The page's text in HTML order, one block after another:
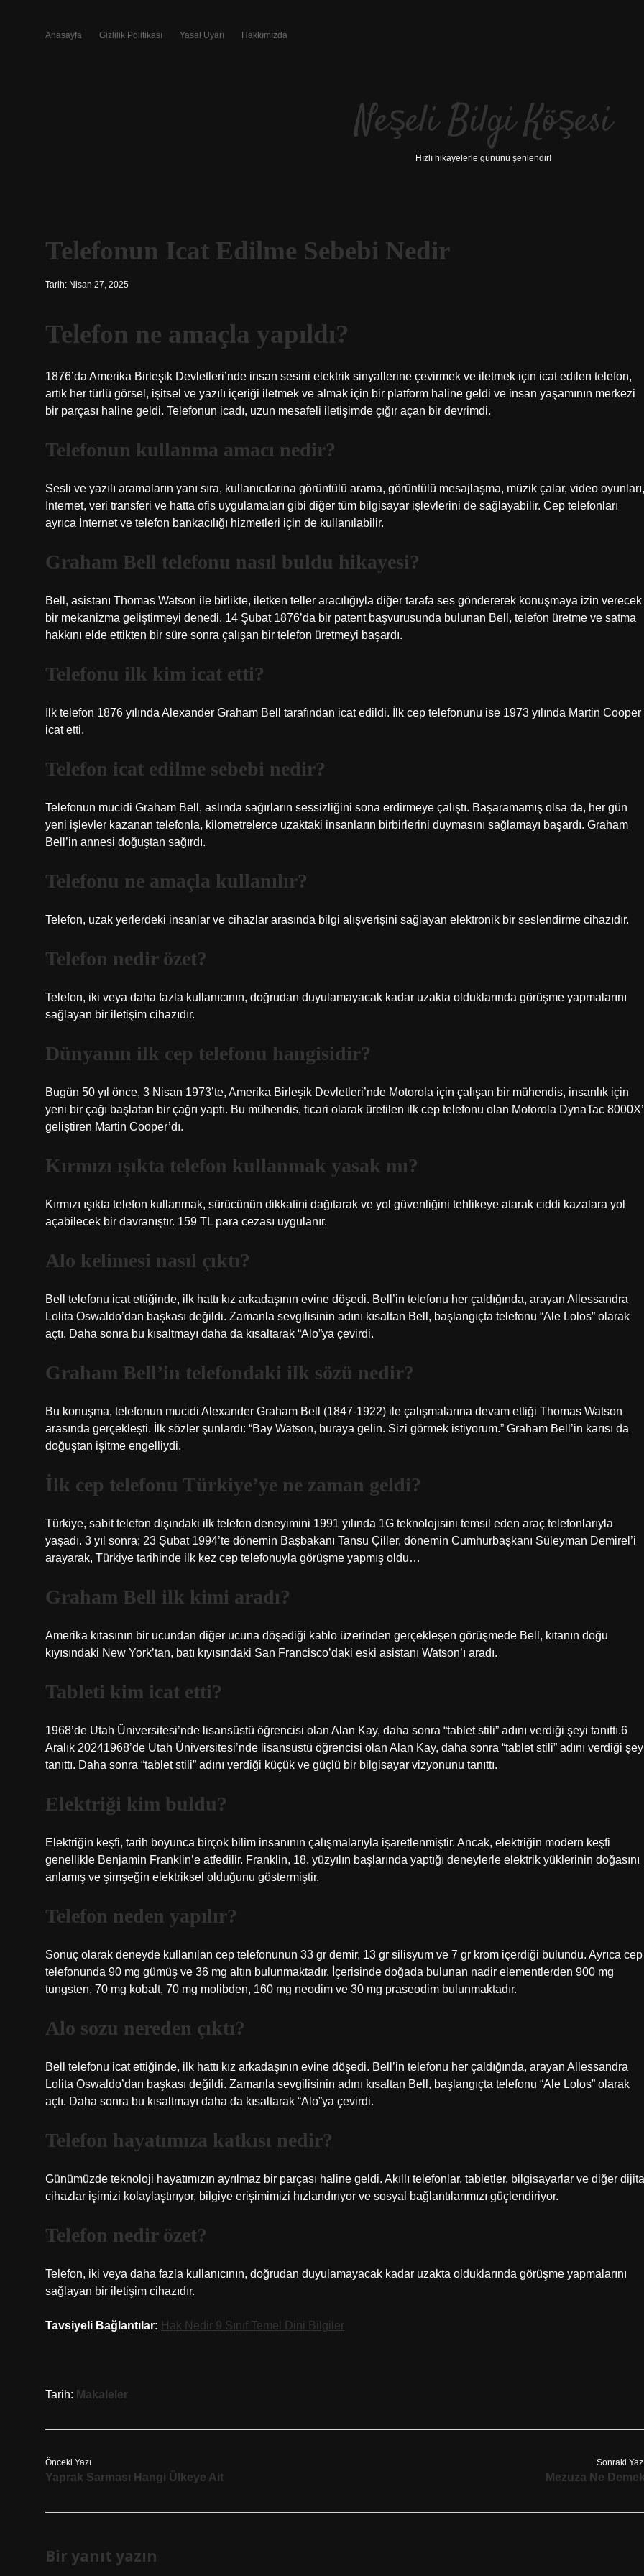
Anasayfa Gizlilik Politikası Yasal Uyarı Hakkımızda
Neşeli Bilgi Köşesi
Hızlı hikayelerle gününü şenlendir!
Telefonun Icat Edilme Sebebi Nedir
Tarih: Nisan 27, 2025
Telefon ne amaçla yapıldı?
1876’da Amerika Birleşik Devletleri’nde insan sesini elektrik sinyallerine çevirmek ve iletmek için icat edilen telefon,
artık her türlü görsel, işitsel ve yazılı içeriği iletmek ve almak için bir platform haline geldi ve insan yaşamının merkezi
bir parçası haline geldi. Telefonun icadı, uzun mesafeli iletişimde çığır açan bir devrimdi.
Telefonun kullanma amacı nedir?
Sesli ve yazılı aramaların yanı sıra, kullanıcılarına görüntülü arama, görüntülü mesajlaşma, müzik çalar, video oyunları,
İnternet, veri transferi ve hatta ofis uygulamaları gibi diğer tüm bilgisayar işlevlerini de sağlayabilir. Cep telefonları
ayrıca İnternet ve telefon bankacılığı hizmetleri için de kullanılabilir.
Graham Bell telefonu nasıl buldu hikayesi?
Bell, asistanı Thomas Watson ile birlikte, iletken teller aracılığıyla diğer tarafa ses göndererek konuşmaya izin verecek
bir mekanizma geliştirmeyi denedi. 14 Şubat 1876’da bir patent başvurusunda bulunan Bell, telefon üretme ve satma
hakkını elde ettikten bir süre sonra çalışan bir telefon üretmeyi başardı.
Telefonu ilk kim icat etti?
İlk telefon 1876 yılında Alexander Graham Bell tarafından icat edildi. İlk cep telefonunu ise 1973 yılında Martin Cooper
icat etti.
Telefon icat edilme sebebi nedir?
Telefonun mucidi Graham Bell, aslında sağırların sessizliğini sona erdirmeye çalıştı. Başaramamış olsa da, her gün
yeni işlevler kazanan telefonla, kilometrelerce uzaktaki insanların birbirlerini duymasını sağlamayı başardı. Graham
Bell’in annesi doğuştan sağırdı.
Telefonu ne amaçla kullanılır?
Telefon, uzak yerlerdeki insanlar ve cihazlar arasında bilgi alışverişini sağlayan elektronik bir seslendirme cihazıdır.
Telefon nedir özet?
Telefon, iki veya daha fazla kullanıcının, doğrudan duyulamayacak kadar uzakta olduklarında görüşme yapmalarını
sağlayan bir iletişim cihazıdır.
Dünyanın ilk cep telefonu hangisidir?
Bugün 50 yıl önce, 3 Nisan 1973’te, Amerika Birleşik Devletleri’nde Motorola için çalışan bir mühendis, insanlık için
yeni bir çağı başlatan bir çağrı yaptı. Bu mühendis, ticari olarak üretilen ilk cep telefonu olan Motorola DynaTac
geliştiren Martin Cooper’dı.
Kırmızı ışıkta telefon kullanmak yasak mı?
Kırmızı ışıkta telefon kullanmak, sürücünün dikkatini dağıtarak ve yol güvenliğini tehlikeye atarak ciddi kazalara yol
açabilecek bir davranıştır. 159 TL para cezası uygulanır.
Alo kelimesi nasıl çıktı?
Bell telefonu icat ettiğinde, ilk hattı kız arkadaşının evine döşedi. Bell’in telefonu her çaldığında, arayan Allessandra
Lolita Oswaldo’dan başkası değildi. Zamanla sevgilisinin adını kısaltan Bell, başlangıçta telefonu “Ale Lolos” olarak
açtı. Daha sonra bu kısaltmayı daha da kısaltarak “Alo”ya çevirdi.
Graham Bell’in telefondaki ilk sözü nedir?
Bu konuşma, telefonun mucidi Alexander Graham Bell (1847-1922) ile çalışmalarına devam ettiği Thomas Watson
arasında gerçekleşti. İlk sözler şunlardı: “Bay Watson, buraya gelin. Sizi görmek istiyorum.” Graham Bell’in karısı da
doğuştan işitme engelliydi.
İlk cep telefonu Türkiye’ye ne zaman geldi?
Türkiye, sabit telefon dışındaki ilk telefon deneyimini 1991 yılında 1G teknolojisini temsil eden araç telefonlarıyla
yaşadı. 3 yıl sonra; 23 Şubat 1994’te dönemin Başbakanı Tansu Çiller, dönemin Cumhurbaşkanı Süleyman Demirel’i
arayarak, Türkiye tarihinde ilk kez cep telefonuyla görüşme yapmış oldu…
Graham Bell ilk kimi aradı?
Amerika kıtasının bir ucundan diğer ucuna döşediği kablo üzerinden gerçekleşen görüşmede Bell, kıtanın doğu
kıyısındaki New York’tan, batı kıyısındaki San Francisco’daki eski asistanı Watson’ı aradı.
Tableti kim icat etti?
1968’de Utah Üniversitesi’nde lisansüstü öğrencisi olan Alan Kay, daha sonra “tablet stili” adını verdiği şeyi tanıttı.6
Aralık 20241968’de Utah Üniversitesi’nde lisansüstü öğrencisi olan Alan Kay, daha sonra “tablet stili” adını verdiği
tanıttı. Daha sonra “tablet stili” adını verdiği küçük ve güçlü bir bilgisayar vizyonunu tanıttı.
Elektriği kim buldu?
Elektriğin keşfi, tarih boyunca birçok bilim insanının çalışmalarıyla işaretlenmiştir. Ancak, elektriğin modern keşfi
genellikle Benjamin Franklin’e atfedilir. Franklin, 18. yüzyılın başlarında yaptığı deneylerle elektrik yüklerinin doğasını
anlamış ve şimşeğin elektriksel olduğunu göstermiştir.
Telefon neden yapılır?
Sonuç olarak deneyde kullanılan cep telefonunun 33 gr demir, 13 gr silisyum ve 7 gr krom içerdiği bulundu. Ayrıca cep
telefonunda 90 mg gümüş ve 36 mg altın bulunmaktadır. İçerisinde doğada bulunan nadir elementlerden 900 mg
tungsten, 70 mg kobalt, 70 mg molibden, 160 mg neodim ve 30 mg praseodim bulunmaktadır.
Alo sozu nereden çıktı?
Bell telefonu icat ettiğinde, ilk hattı kız arkadaşının evine döşedi. Bell’in telefonu her çaldığında, arayan Allessandra
Lolita Oswaldo’dan başkası değildi. Zamanla sevgilisinin adını kısaltan Bell, başlangıçta telefonu “Ale Lolos” olarak
açtı. Daha sonra bu kısaltmayı daha da kısaltarak “Alo”ya çevirdi.
Telefon hayatımıza katkısı nedir?
Günümüzde teknoloji hayatımızın ayrılmaz bir parçası haline geldi. Akıllı telefonlar, tabletler, bilgisayarlar ve diğer
cihazlar işimizi kolaylaştırıyor, bilgiye erişimimizi hızlandırıyor ve sosyal bağlantılarımızı güçlendiriyor.
Telefon nedir özet?
Telefon, iki veya daha fazla kullanıcının, doğrudan duyulamayacak kadar uzakta olduklarında görüşme yapmalarını
sağlayan bir iletişim cihazıdır.
Tavsiyeli Bağlantılar: Hak Nedir 9 Sınıf Temel Dini Bilgiler
Tarih: Makaleler
Önceki Yazı
Yaprak Sarması Hangi Ülkeye Ait
Sonraki
Mezuza Ne
Bir yanıt yazın